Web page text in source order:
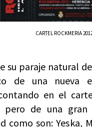
CARTEL ROCKMERIA
su paraje natural
de una nueva
contando en el
pero de una gran
como son: Yeska,